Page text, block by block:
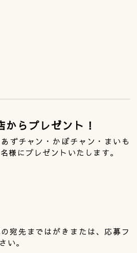
らプレゼント！
ずチャン・かぼチャン・まいも
様にプレゼントいたします。
宛先まではがきまたは、応募フ
い。